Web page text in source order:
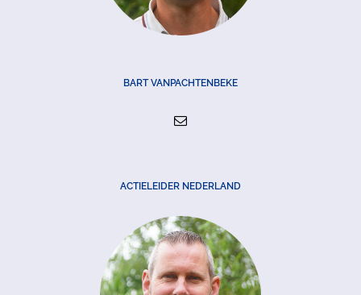
BART VANPACHTENBEKE
ACTIELEIDER NEDERLAND